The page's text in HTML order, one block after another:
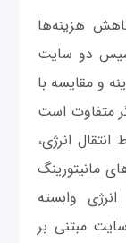
هزینه‌ها
دو سایت
و مقایسه با
متفاوت است
انرژی،
مانیتورینگ
وابسته
مبتنی بر